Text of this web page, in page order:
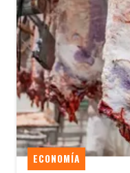
ECONOMÍA